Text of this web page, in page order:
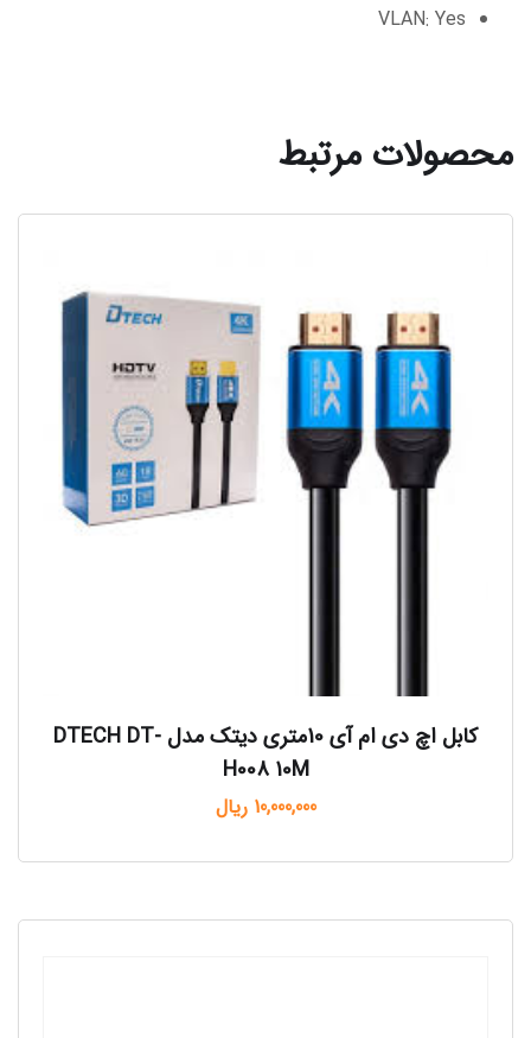
VLAN: Yes
محصولات مرتبط
کابل اچ دی ام آی 10متری دیتک مدل DTECH DT-
H008 10M
10,000,000 ریال